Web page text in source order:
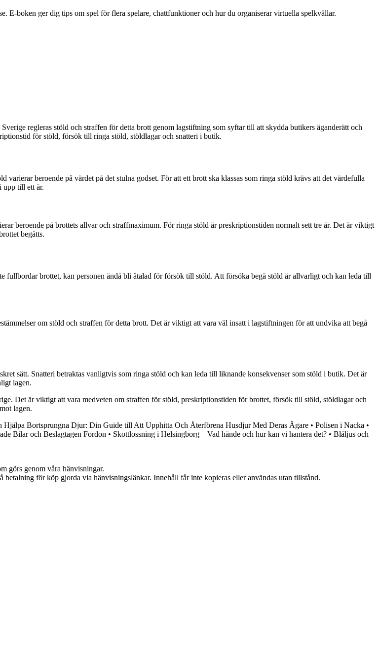
E-boken ger dig tips om spel för flera spelare, chattfunktioner och hur du organiserar virtuella spelkvällar.
regleras stöld och straffen för detta brott genom lagstiftning som syftar till att skydda butikers äganderätt och
för stöld, försök till ringa stöld, stöldlagar och snatteri i butik.
beroende på värdet på det stulna godset. För att ett brott ska klassas som ringa stöld krävs att det värdefulla
upp till ett år.
beroende på brottets allvar och straffmaximum. För ringa stöld är preskriptionstiden normalt sett tre år. Det är viktigt
begåtts.
fullbordar brottet, kan personen ändå bli åtalad för försök till stöld. Att försöka begå stöld är allvarligt och kan leda till
om stöld och straffen för detta brott. Det är viktigt att vara väl insatt i lagstiftningen för att undvika att begå
sätt. Snatteri betraktas vanligtvis som ringa stöld och kan leda till liknande konsekvenser som stöld i butik. Det är
lagen.
Det är viktigt att vara medveten om straffen för stöld, preskriptionstiden för brottet, försök till stöld, stöldlagar och
lagen.
Hjälpa Bortsprungna Djur: Din Guide till Att Upphitta Och Återförena Husdjur Med Deras Ägare • Polisen i Nacka •
Bilar och Beslagtagen Fordon • Skottlossning i Helsingborg – Vad hände och hur kan vi hantera det? • Blåljus och
görs genom våra hänvisningar.
för köp gjorda via hänvisningslänkar. Innehåll får inte kopieras eller användas utan tillstånd.